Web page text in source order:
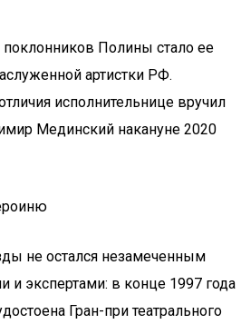
Полины стало ее
артистки РФ.
исполнительнице вручил
Мединский накануне 2020
не остался незамеченным
и экспертами: в конце 1997 года
Гран-при театрального